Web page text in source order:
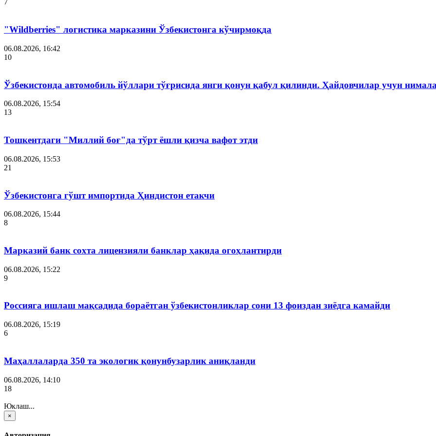
7
"Wildberries" логистика марказини Ўзбекистонга кўчирмоқда
06.08.2026, 16:42
10
Ўзбекистонда автомобиль йўллари тўғрисида янги қонун қабул қилинди. Ҳайдовчилар учун
06.08.2026, 15:54
13
Тошкентдаги "Миллий боғ"да тўрт ёшли қизча вафот этди
06.08.2026, 15:53
21
Ўзбекистонга гўшт импортида Ҳиндистон етакчи
06.08.2026, 15:44
8
Марказий банк сохта лицензияли банклар ҳақида огоҳлантирди
06.08.2026, 15:22
9
Россияга ишлаш мақсадида бораётган ўзбекистонликлар сони 13 фоиздан зиёдга камайди
06.08.2026, 15:19
6
Маҳаллаларда 350 та экологик қонунбузарлик аниқланди
06.08.2026, 14:10
18
Юклаш...
×